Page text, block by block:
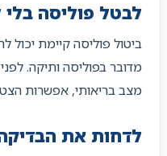
לבטל פוליסה
ביטול פוליסה קיימת יכול
מדובר בפוליסה ותיקה.
מצב בריאותי, אפשרות
לדחות את